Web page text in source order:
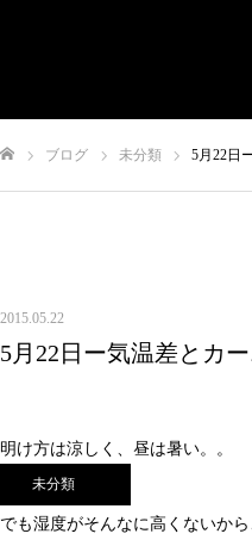
ブログ 未分類 5月22日
2015.05.22
5月22日ー気温差とカ
未分類
明け方は涼しく、昼は暑い。。
でも湿度がそんなに高くないか